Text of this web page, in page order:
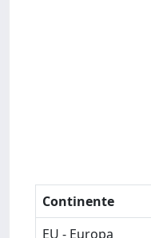
Continente
EU - Europa